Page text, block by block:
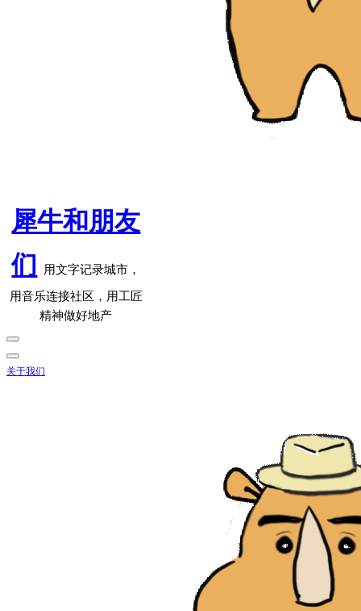
犀牛和朋友
们 用文字记录城市，
用音乐连接社区，用工匠
精神做好地产
关于我们